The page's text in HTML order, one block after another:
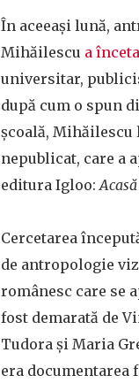
În aceeași lună,
Mihăilescu a
universitar,
după cum o spun
școală, Mihăilescu
nepublicat, care a
editura Igloo:
Cercetarea
de antropologie
românesc care se
fost demarată de
Tudora și Maria
era documentarea